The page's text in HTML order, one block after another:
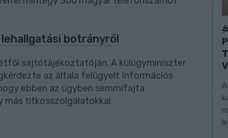
botrányról
sajtótájékoztatóján. A külügyminiszter
az általa felügyelt Információs
ebben az ügyben semmifajta
más titkosszolgálatokkal.